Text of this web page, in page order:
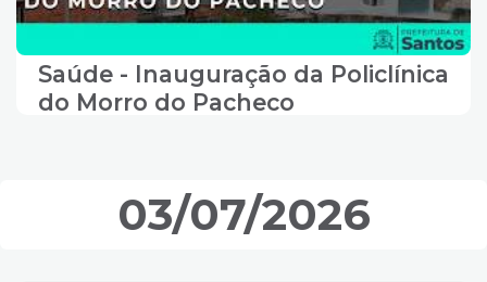
Saúde - Inauguração da Policlínica
do Morro do Pacheco
03/07/2026